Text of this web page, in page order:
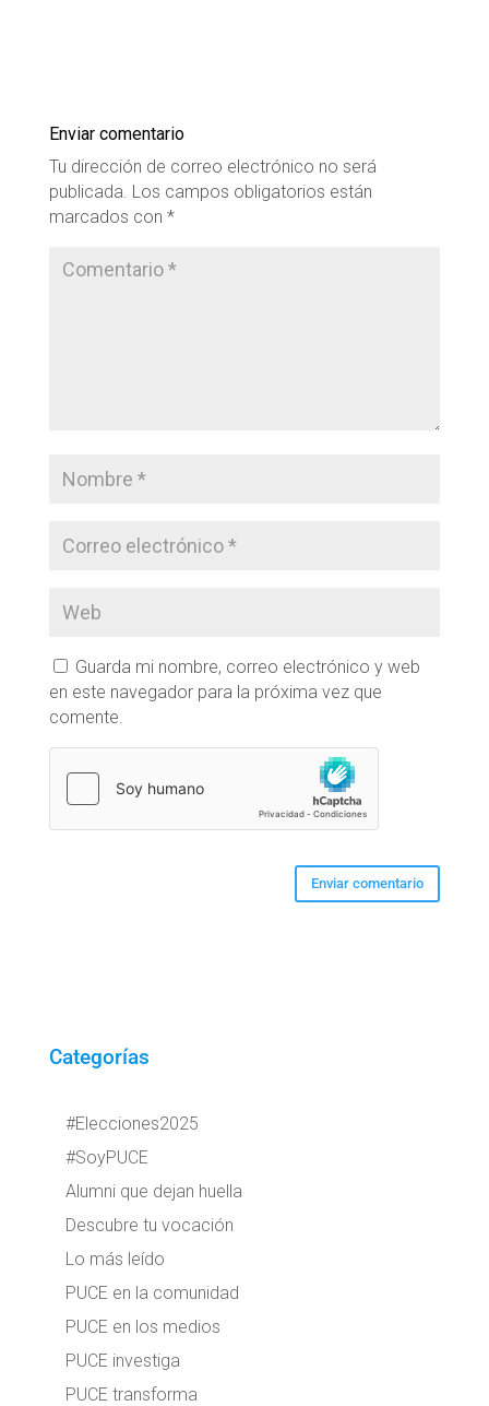
Enviar comentario
Tu dirección de correo electrónico no será
publicada. Los campos obligatorios están
marcados con *
Guarda mi nombre, correo electrónico y web
en este navegador para la próxima vez que
comente.
Categorías
#Elecciones2025
#SoyPUCE
Alumni que dejan huella
Descubre tu vocación
Lo más leído
PUCE en la comunidad
PUCE en los medios
PUCE investiga
PUCE transforma